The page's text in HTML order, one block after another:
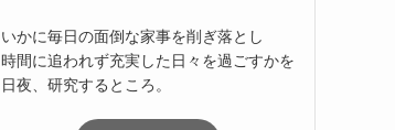
いかに毎日の面倒な家事を削ぎ落とし
時間に追われず充実した日々を過ごすかを
日夜、研究するところ。